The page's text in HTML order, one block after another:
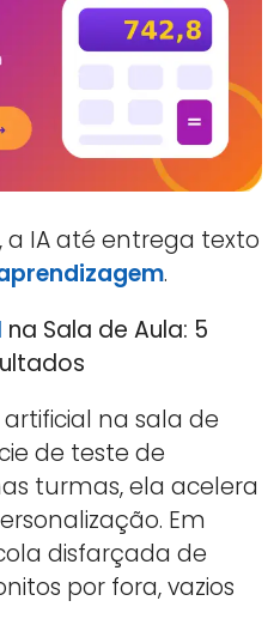
IA até entrega texto
.
na Sala de Aula: 5
na sala de
de teste de
turmas, ela acelera
Em
disfarçada de
por fora, vazios